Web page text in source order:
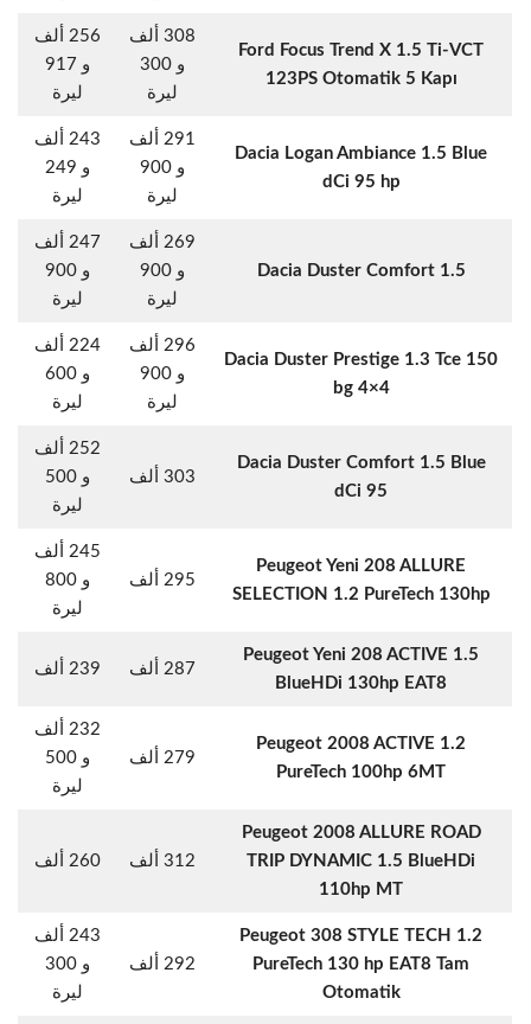
Ford Focus Trend X 1.5 Ti-VCT
123PS Otomatik 5 Kapı
308 ألف
و 300
ليرة
256 ألف
و 917
ليرة
Dacia Logan Ambiance 1.5 Blue
dCi 95 hp
291 ألف
و 900
ليرة
243 ألف
و 249
ليرة
Dacia Duster Comfort 1.5
269 ألف
و 900
ليرة
247 ألف
و 900
ليرة
Dacia Duster Prestige 1.3 Tce 150
bg 4×4
296 ألف
و 900
ليرة
224 ألف
و 600
ليرة
Dacia Duster Comfort 1.5 Blue
dCi 95
303 ألف
252 ألف
و 500
ليرة
Peugeot Yeni 208 ALLURE
SELECTION 1.2 PureTech 130hp
295 ألف
245 ألف
و 800
ليرة
Peugeot Yeni 208 ACTIVE 1.5
BlueHDi 130hp EAT8
287 ألف 239 ألف
Peugeot 2008 ACTIVE 1.2
PureTech 100hp 6MT
279 ألف
232 ألف
و 500
ليرة
Peugeot 2008 ALLURE ROAD
TRIP DYNAMIC 1.5 BlueHDi
110hp MT
312 ألف 260 ألف
Peugeot 308 STYLE TECH 1.2
PureTech 130 hp EAT8 Tam
Otomatik
292 ألف
243 ألف
و 300
ليرة